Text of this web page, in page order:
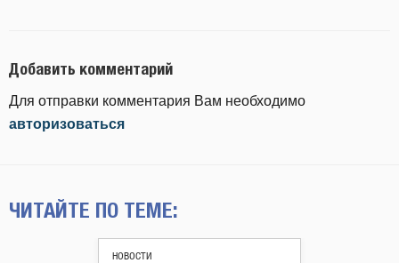
Добавить комментарий
Для отправки комментария Вам необходимо
авторизоваться
ЧИТАЙТЕ ПО ТЕМЕ:
НОВОСТИ